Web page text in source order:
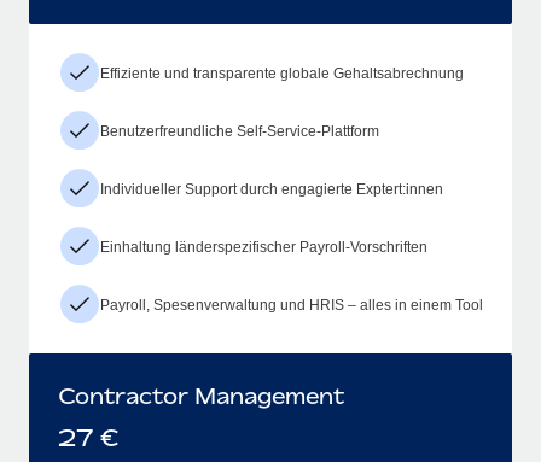
Effiziente und transparente globale Gehaltsabrechnung
Benutzerfreundliche Self-Service-Plattform
Individueller Support durch engagierte Exptert:innen
Einhaltung länderspezifischer Payroll-Vorschriften
Payroll, Spesenverwaltung und HRIS – alles in einem Tool
Contractor Management
27 €